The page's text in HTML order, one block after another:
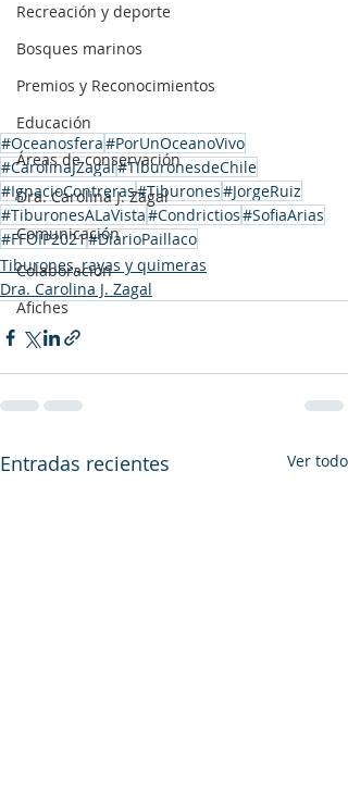
Recreación y deporte
Bosques marinos
Premios y Reconocimientos
Educación
Áreas de conservación
Dra. Carolina J. Zagal
Comunicación
Colaboración
Afiches
#Oceanosfera#PorUnOceanoVivo
#CarolinaJZagal#TiburonesdeChile
#IgnacioContreras#Tiburones#JorgeRuiz
#TiburonesALaVista#Condrictios#SofiaArias
#FFOIP2021#DiarioPaillaco
Tiburones, rayas y quimeras
Dra. Carolina J. Zagal
Entradas recientes Ver todo